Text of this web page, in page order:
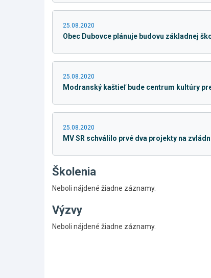
25.08.2020
Obec Dubovce plánuje budovu základnej
25.08.2020
Modranský kaštieľ bude centrum kultúry
25.08.2020
MV SR schválilo prvé dva projekty na
Školenia
Neboli nájdené žiadne záznamy.
Výzvy
Neboli nájdené žiadne záznamy.